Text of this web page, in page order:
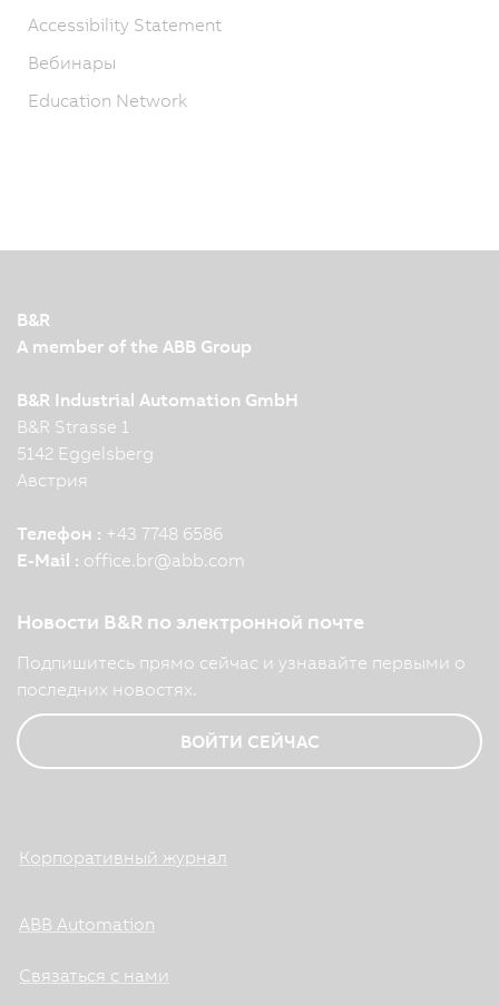
Accessibility Statement
Вебинары
Education Network
B&R
A member of the ABB Group
B&R Industrial Automation GmbH
B&R Strasse 1
5142 Eggelsberg
Австрия
Телефон : +43 7748 6586
E-Mail : office.br@abb.com
Новости B&R по электронной почте
Подпишитесь прямо сейчас и узнавайте первыми о
последних новостях.
ВОЙТИ СЕЙЧАС
Корпоративный журнал
ABB Automation
Связаться с нами